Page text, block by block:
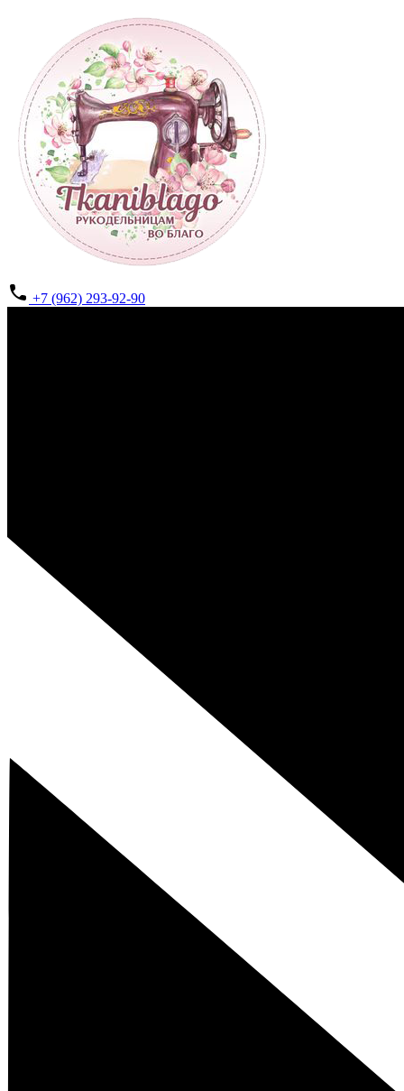
+7 (962) 293-92-90